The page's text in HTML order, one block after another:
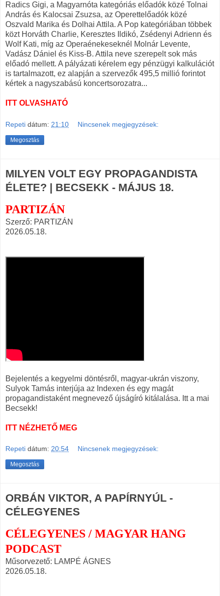
Radics Gigi, a Magyarnóta kategóriás előadók közé Tolnai
András és Kalocsai Zsuzsa, az Operettelőadók közé
Oszvald Marika és Dolhai Attila. A Pop kategóriában többek
közt Horváth Charlie, Keresztes Ildikó, Zsédenyi Adrienn és
Wolf Kati, míg az Operaénekeseknél Molnár Levente,
Vadász Dániel és Kiss-B. Attila neve szerepelt sok más
előadó mellett. A pályázati kérelem egy pénzügyi kalkulációt
is tartalmazott, ez alapján a szervezők 495,5 millió forintot
kértek a nagyszabású koncertsorozatra...
ITT OLVASHATÓ
Repeti dátum: 21:10 Nincsenek megjegyzések:
Megosztás
MILYEN VOLT EGY PROPAGANDISTA
ÉLETE? | BECSEKK - MÁJUS 18.
PARTIZÁN
Szerző: PARTIZÁN
2026.05.18.
Bejelentés a kegyelmi döntésről, magyar-ukrán viszony,
Sulyok Tamás interjúja az Indexen és egy magát
propagandistaként megnevező újságíró kitálalása. Itt a mai
Becsekk!
ITT NÉZHETŐ MEG
Repeti dátum: 20:54 Nincsenek megjegyzések:
Megosztás
ORBÁN VIKTOR, A PAPÍRNYÚL -
CÉLEGYENES
CÉLEGYENES / MAGYAR HANG
PODCAST
Műsorvezető: LAMPÉ ÁGNES
2026.05.18.